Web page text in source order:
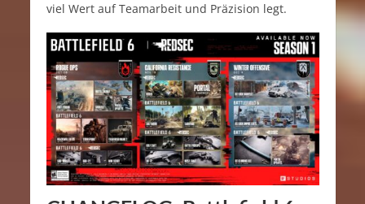
viel Wert auf Teamarbeit und Präzision legt.